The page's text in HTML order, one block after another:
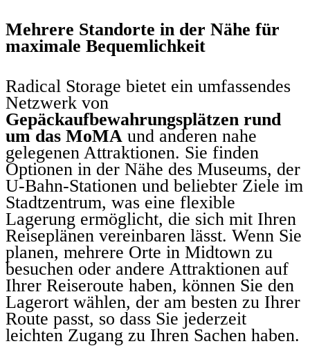
Mehrere Standorte in der Nähe für
maximale Bequemlichkeit
Radical Storage bietet ein umfassendes
Netzwerk von
Gepäckaufbewahrungsplätzen rund
um das MoMA und anderen nahe
gelegenen Attraktionen. Sie finden
Optionen in der Nähe des Museums, der
U-Bahn-Stationen und beliebter Ziele im
Stadtzentrum, was eine flexible
Lagerung ermöglicht, die sich mit Ihren
Reiseplänen vereinbaren lässt. Wenn Sie
planen, mehrere Orte in Midtown zu
besuchen oder andere Attraktionen auf
Ihrer Reiseroute haben, können Sie den
Lagerort wählen, der am besten zu Ihrer
Route passt, so dass Sie jederzeit
leichten Zugang zu Ihren Sachen haben.